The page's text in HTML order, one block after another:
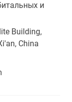
и
Building,
China